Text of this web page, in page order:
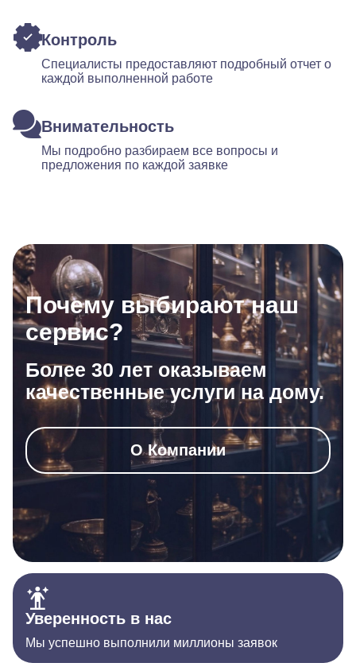
Контроль
Специалисты предоставляют подробный отчет о
каждой выполненной работе
Внимательность
Мы подробно разбираем все вопросы и
предложения по каждой заявке
Почему выбирают наш
сервис?
Более 30 лет оказываем
качественные услуги на дому.
О Компании
Уверенность в нас
Мы успешно выполнили миллионы заявок